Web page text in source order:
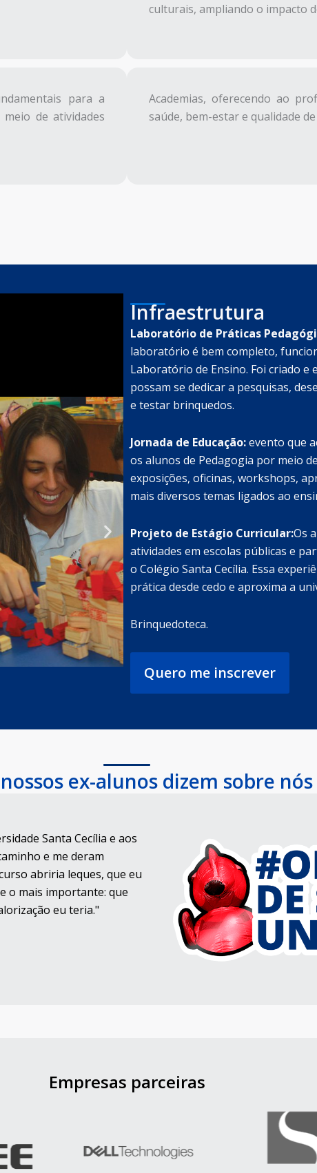
culturais, ampliando o impacto
para a
de atividades
Academias, oferecendo ao
saúde, bem-estar e qualidade
Infraestrutura
Laboratório de Práticas
laboratório é bem completo,
Laboratório de Ensino. Foi criado e
possam se dedicar a pesquisas,
e testar brinquedos.
Jornada de Educação:evento que
os alunos de Pedagogia por meio
exposições, oficinas, workshops,
mais diversos temas ligados ao
Projeto de Estágio Curricular:Os
atividades em escolas públicas e
o Colégio Santa Cecília. Essa
prática desde cedo e aproxima a
Brinquedoteca.
Quero me inscrever
ex-alunos dizem sobre nós
Santa Cecília e aos
e me deram
abriria leques, que eu
o mais importante: que
eu teria."
Empresas parceiras